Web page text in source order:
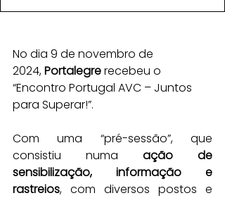
No dia 9 de novembro de
2024, Portalegre recebeu o
“Encontro Portugal AVC – Juntos
para Superar!”.
Com uma “pré-sessão”, que
consistiu numa ação de
sensibilização, informação e
rastreios, com diversos postos e